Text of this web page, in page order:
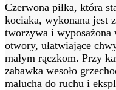
Czerwona piłka, która
kociaka, wykonana jest
tworzywa i wyposażona
otwory, ułatwiające
małym rączkom. Przy
zabawka wesoło
malucha do ruchu i